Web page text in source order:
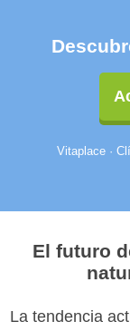
Vitaplace ·
El futuro
La tendencia